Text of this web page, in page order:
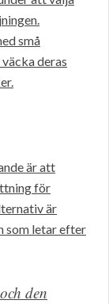
små
deras
är att
för
är
som letar efter
den